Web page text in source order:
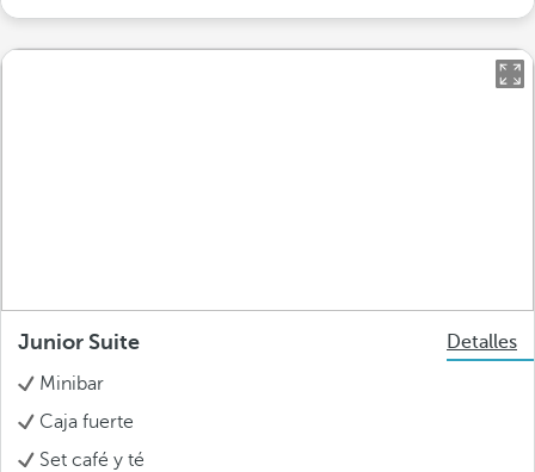
Junior Suite
Detalles
Minibar
Caja fuerte
Set café y té